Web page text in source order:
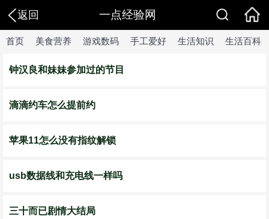
返回 一点经验网
首页 美食营养 游戏数码 手工爱好 生活知识 生活百科
钟汉良和妹妹参加过的节目
滴滴约车怎么提前约
苹果11怎么没有指纹解锁
usb数据线和充电线一样吗
三十而已剧情大结局